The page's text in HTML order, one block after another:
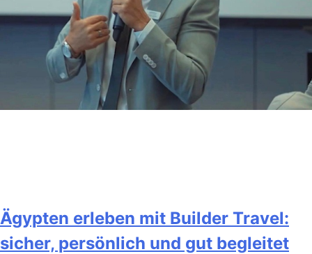
Ägypten erleben mit Builder Travel:
sicher, persönlich und gut begleitet